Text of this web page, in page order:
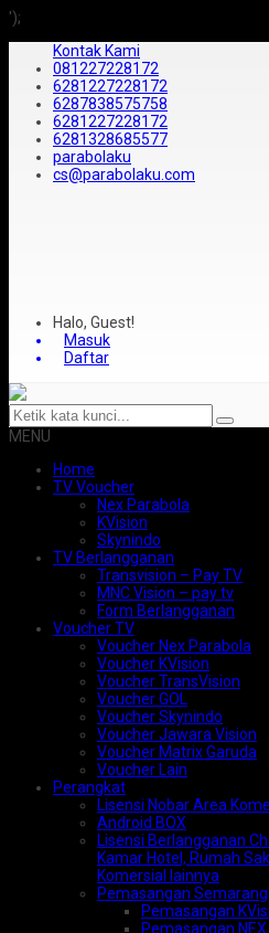
');
Kontak Kami
081227228172
6281227228172
6287838575758
6281227228172
6281328685577
parabolaku
cs@parabolaku.com
Halo, Guest!
Masuk
Daftar
MENU
Home
TV Voucher
Nex Parabola
KVision
Skynindo
TV Berlangganan
Transvision – Pay TV
MNC Vision – pay tv
Form Berlangganan
Voucher TV
Voucher Nex Parabola
Voucher KVision
Voucher TransVision
Voucher GOL
Voucher Skynindo
Voucher Jawara Vision
Voucher Matrix Garuda
Voucher Lain
Perangkat
Lisensi Nobar Area
Android BOX
Lisensi Berlangganan
Kamar Hotel, Rumah
Komersial lainnya
Pemasangan Semarang
Pemasangan
Pemasangan